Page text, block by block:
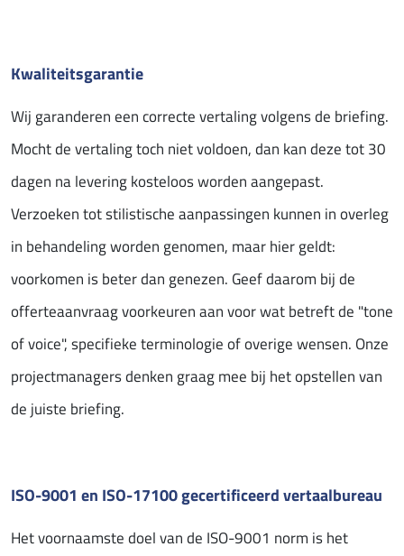
Kwaliteitsgarantie
Wij garanderen een correcte vertaling volgens de briefing.
Mocht de vertaling toch niet voldoen, dan kan deze tot 30
dagen na levering kosteloos​ worden aangepast​.
Verzoeken tot stilistische aanpassingen kunnen in overleg
in behandeling worden genomen, maar hier geldt:​
voorkomen is beter dan genezen. Geef daarom bij de
offerteaanvraag voorkeuren aan voor wat betreft de "tone
of voice", specifieke terminologie of overige wensen. Onze
projectmanagers denken graag mee bij het opstellen van
de juiste briefing.
ISO-9001 en ISO-17100 gecertificeerd vertaalbureau
Het voornaamste doel van de ISO-9001 norm is het